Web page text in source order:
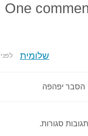
One
שלומית לפני 19 שנים
הסבר יפהפה
סגורות.